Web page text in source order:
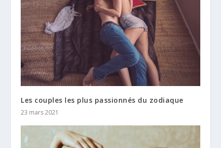
Les couples les plus passionnés du zodiaque
23 mars 2021